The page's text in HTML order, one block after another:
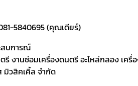
5840695 (คุณเดียร์)
สบการณ์
งานซ่อมเครื่องดนตรี อะไหล่กลอง เครื่
มิวสิคเคิ้ล จำกัด